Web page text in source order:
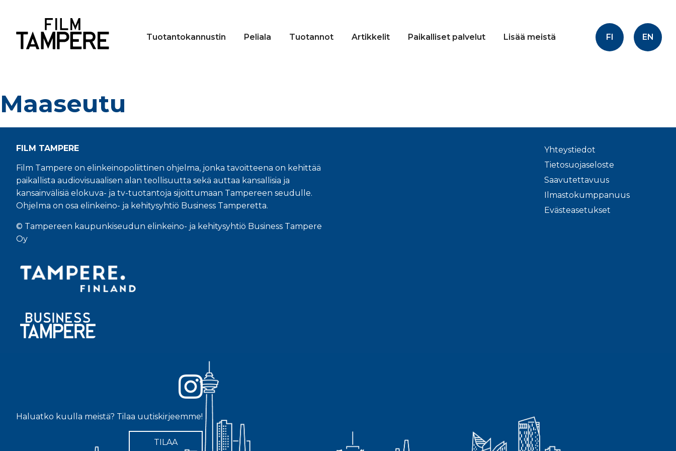
Tuotantokannustin Peliala Tuotannot Artikkelit Paikalliset palvelut Lisää meistä FI EN
Maaseutu
FILM TAMPERE
Film Tampere on elinkeinopoliittinen ohjelma, jonka tavoitteena on kehittää
paikallista audiovisuaalisen alan teollisuutta sekä auttaa kansallisia ja
kansainvälisiä elokuva- ja tv-tuotantoja sijoittumaan Tampereen seudulle.
Ohjelma on osa elinkeino- ja kehitysyhtiö Business Tamperetta.
© Tampereen kaupunkiseudun elinkeino- ja kehitysyhtiö Business Tampere
Oy
Yhteystiedot
Tietosuojaseloste
Saavutettavuus
Ilmastokumppanuus
Evästeasetukset
Haluatko kuulla meistä? Tilaa uutiskirjeemme!
TILAA